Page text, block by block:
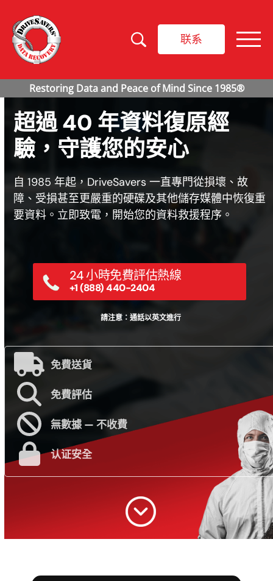
联系
超過 40 年資料復原經
驗，守護您的安心
自 1985 年起，DriveSavers 一直專門從損壞、故
障、受損甚至更嚴重的硬碟及其他儲存媒體中恢復重
要資料。立即致電，開始您的資料救援程序。
24 小時免費評估熱線
+1 (888) 440-2404
請注意：通話以英文進行
免費送貨
免費評估
無數據 — 不收費
认证安全